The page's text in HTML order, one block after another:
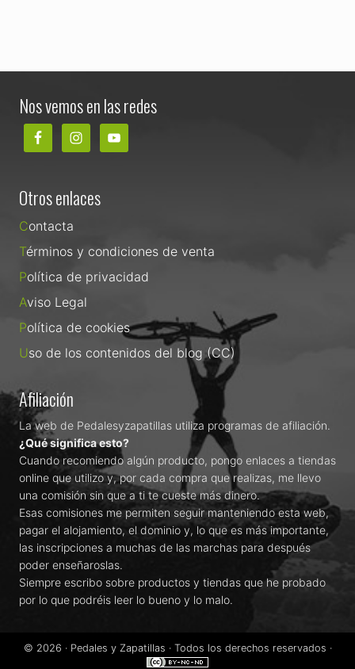
Nos vemos en las redes
Otros enlaces
Contacta
Términos y condiciones de venta
Política de privacidad
Aviso Legal
Política de cookies
Uso de los contenidos del blog (CC)
Afiliación
La web de Pedalesyzapatillas utiliza programas de afiliación.
¿Qué significa esto?
Cuando recomiendo algún producto, pongo enlaces a tiendas
online que utilizo y, por cada compra que realizas, me llevo
una comisión sin que a ti te cueste más dinero.
Esas comisiones me permiten seguir manteniendo esta web,
pagar el alojamiento, el dominio y, lo que es más importante,
las inscripciones a muchas de las marchas para después
poder enseñaroslas.
Siempre escribo sobre productos y tiendas que he probado
por lo que podréis leer lo bueno y lo malo.
© 2026 · Pedales y Zapatillas · Todos los derechos reservados ·